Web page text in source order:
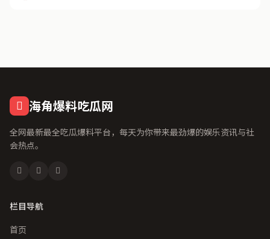
海角爆料吃瓜网
全网最新最全吃瓜爆料平台，每天为你带来最劲爆的娱乐资讯与社
会热点。
栏目导航
首页